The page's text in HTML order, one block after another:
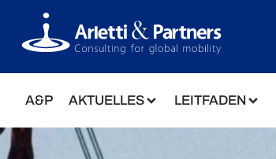
A&P AKTUELLES LEITFADEN